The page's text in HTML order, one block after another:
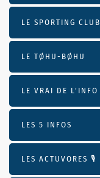
LE SPORTING CLUB
LE TØHU-BØHU
LE VRAI DE L’INFO
LES 5 INFOS
LES ACTUVORES 🎙